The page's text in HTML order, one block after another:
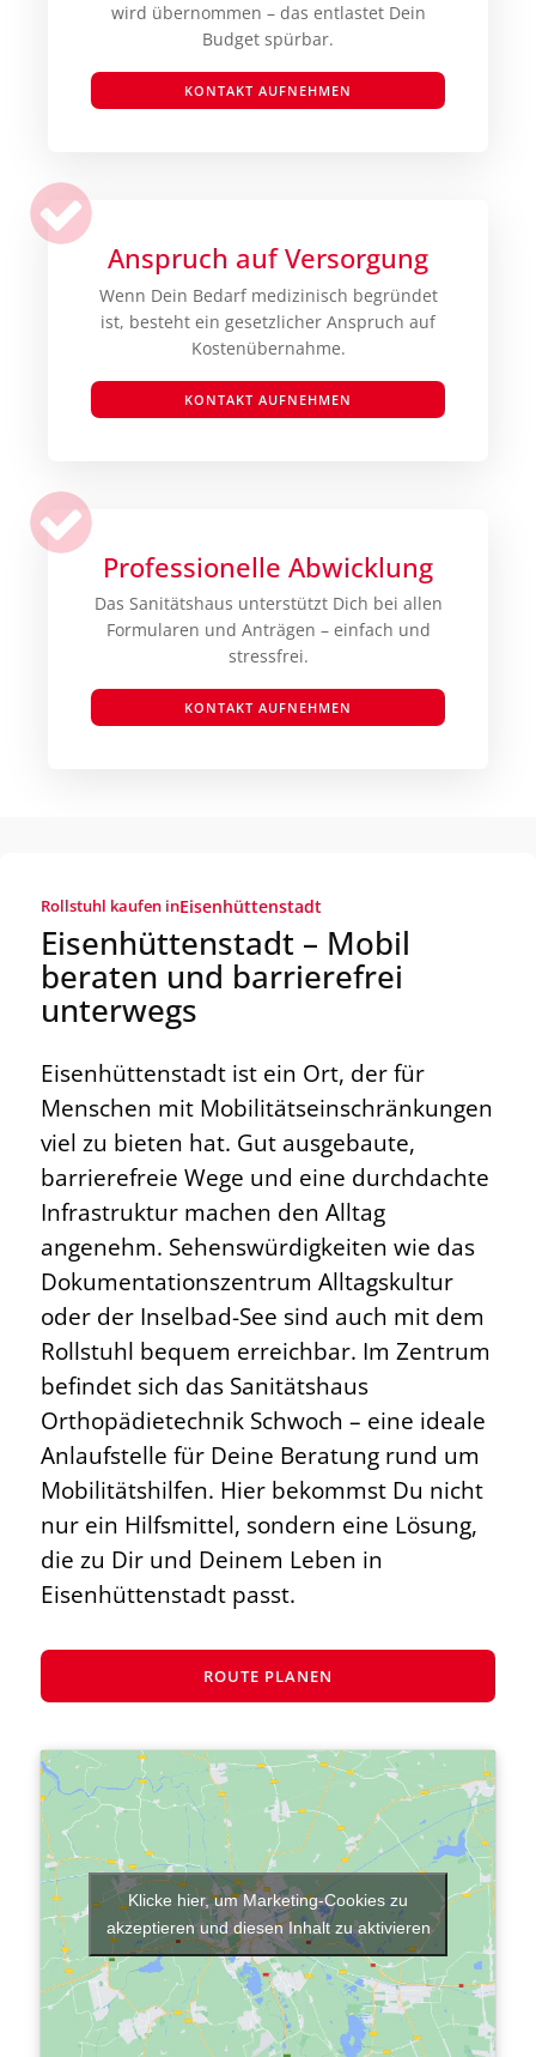
wird übernommen – das entlastet Dein
Budget spürbar.
KONTAKT AUFNEHMEN
Anspruch auf Versorgung
Wenn Dein Bedarf medizinisch begründet
ist, besteht ein gesetzlicher Anspruch auf
Kostenübernahme.
KONTAKT AUFNEHMEN
Professionelle Abwicklung
Das Sanitätshaus unterstützt Dich bei allen
Formularen und Anträgen – einfach und
stressfrei.
KONTAKT AUFNEHMEN
Rollstuhl kaufen inEisenhüttenstadt
Eisenhüttenstadt – Mobil
beraten und barrierefrei
unterwegs
Eisenhüttenstadt ist ein Ort, der für
Menschen mit Mobilitätseinschränkungen
viel zu bieten hat. Gut ausgebaute,
barrierefreie Wege und eine durchdachte
Infrastruktur machen den Alltag
angenehm. Sehenswürdigkeiten wie das
Dokumentationszentrum Alltagskultur
oder der Inselbad-See sind auch mit dem
Rollstuhl bequem erreichbar. Im Zentrum
befindet sich das Sanitätshaus
Orthopädietechnik Schwoch – eine ideale
Anlaufstelle für Deine Beratung rund um
Mobilitätshilfen. Hier bekommst Du nicht
nur ein Hilfsmittel, sondern eine Lösung,
die zu Dir und Deinem Leben in
Eisenhüttenstadt passt.
ROUTE PLANEN
Klicke hier, um Marketing-Cookies zu
akzeptieren und diesen Inhalt zu aktivieren